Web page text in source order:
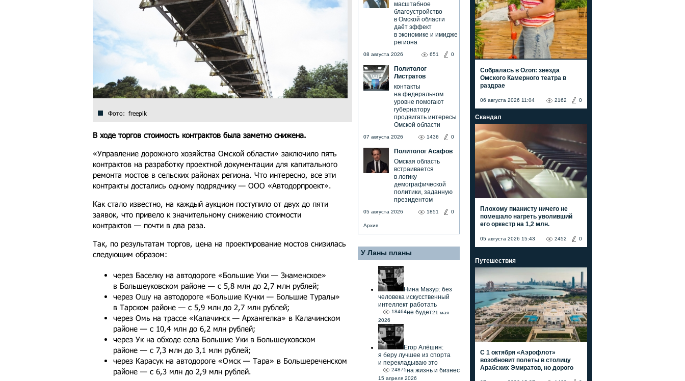
Фото: freepik
В ходе торгов стоимость контрактов была заметно снижена.
«Управление дорожного хозяйства Омской области» заключило пять
контрактов на разработку проектной документации для капитального
ремонта мостов в сельских районах региона. Что интересно, все эти
контракты достались одному подрядчику — ООО «Автодорпроект».
Как стало известно, на каждый аукцион поступило от двух до пяти
заявок, что привело к значительному снижению стоимости
контрактов — почти в два раза.
Так, по результатам торгов, цена на проектирование мостов снизилась
следующим образом:
через Баселку на автодороге «Большие Уки — Знаменское»
в Большеуковском районе — с 5,8 млн до 2,7 млн рублей;
через Ошу на автодороге «Большие Кучки — Большие Туралы»
в Тарском районе — с 5,9 млн до 2,7 млн рублей;
через Омь на трассе «Калачинск — Архангелка» в Калачинском
районе — с 10,4 млн до 6,2 млн рублей;
через Ук на обходе села Большие Уки в Большеуковском
районе — с 7,3 млн до 3,1 млн рублей;
через Карасук на автодороге «Омск — Тара» в Большереченском
районе — с 6,3 млн до 2,9 млн рублей.
масштабное
благоустройство
в Омской области
даёт эффект
в экономике и имидже
региона
651 0
08 августа 2026
Политолог
Листратов
контакты
на федеральном
уровне помогают
губернатору
продвигать интересы
Омской области
1436 0
07 августа 2026
Политолог Асафов
Омская область
встраивается
в логику
демографической
политики, заданную
президентом
1851 0
05 августа 2026
Архив
У Ланы планы
Нина Мазур: без
человека искусственный
интеллект работать
не будет
18464
21 мая
2026
Егор Алёшин:
я беру лучшее из спорта
и перекладываю это
на жизнь и бизнес
24875
15 апреля 2026
Собралась в Ozon: звезда
Омского Камерного театра в
раздрае
06 августа 2026 11:04 0
2162
Скандал
Плохому пианисту ничего не
помешало нагреть уволивший
его оркестр на 1,2 млн.
05 августа 2026 15:43 0
2452
Путешествия
С 1 октября «Аэрофлот»
возобновит полеты в столицу
Арабских Эмиратов, но дорого